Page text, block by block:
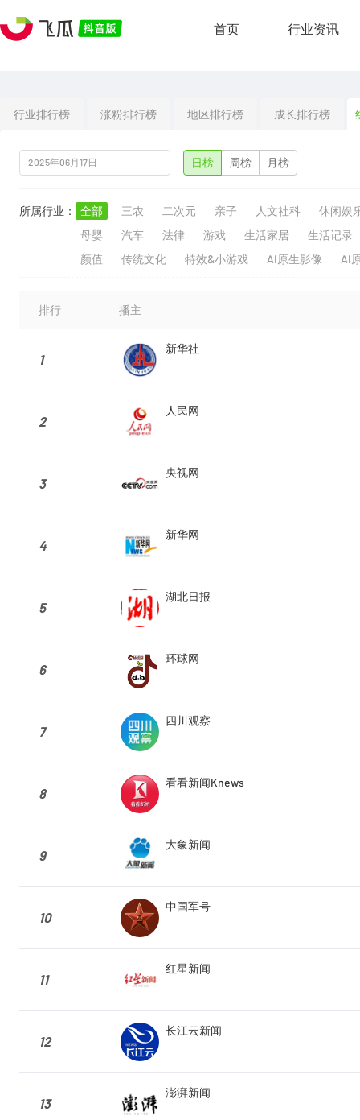
首页 行业资讯
行业排行榜 涨粉排行榜 地区排行榜 成长排行榜
日榜 周榜 月榜
所属行业： 全部 三农 二次元 亲子 人文社科
休闲娱
母婴
汽车 法律 游戏 生活家居
生活记录
颜值
传统文化 特效&小游戏 AI原生影像 AI
排行 播主
1
新华社
2
人民网
3
央视网
4
新华网
5
湖北日报
6
环球网
7
四川观察
8
看看新闻Knews
9
大象新闻
10
中国军号
11
红星新闻
12
长江云新闻
13
澎湃新闻